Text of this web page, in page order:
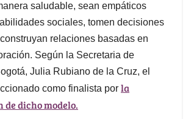
saludable, sean empáticos
sociales, tomen decisiones
relaciones basadas en
Según la Secretaria de
Julia Rubiano de la Cruz, el
como finalista por la
dicho modelo.